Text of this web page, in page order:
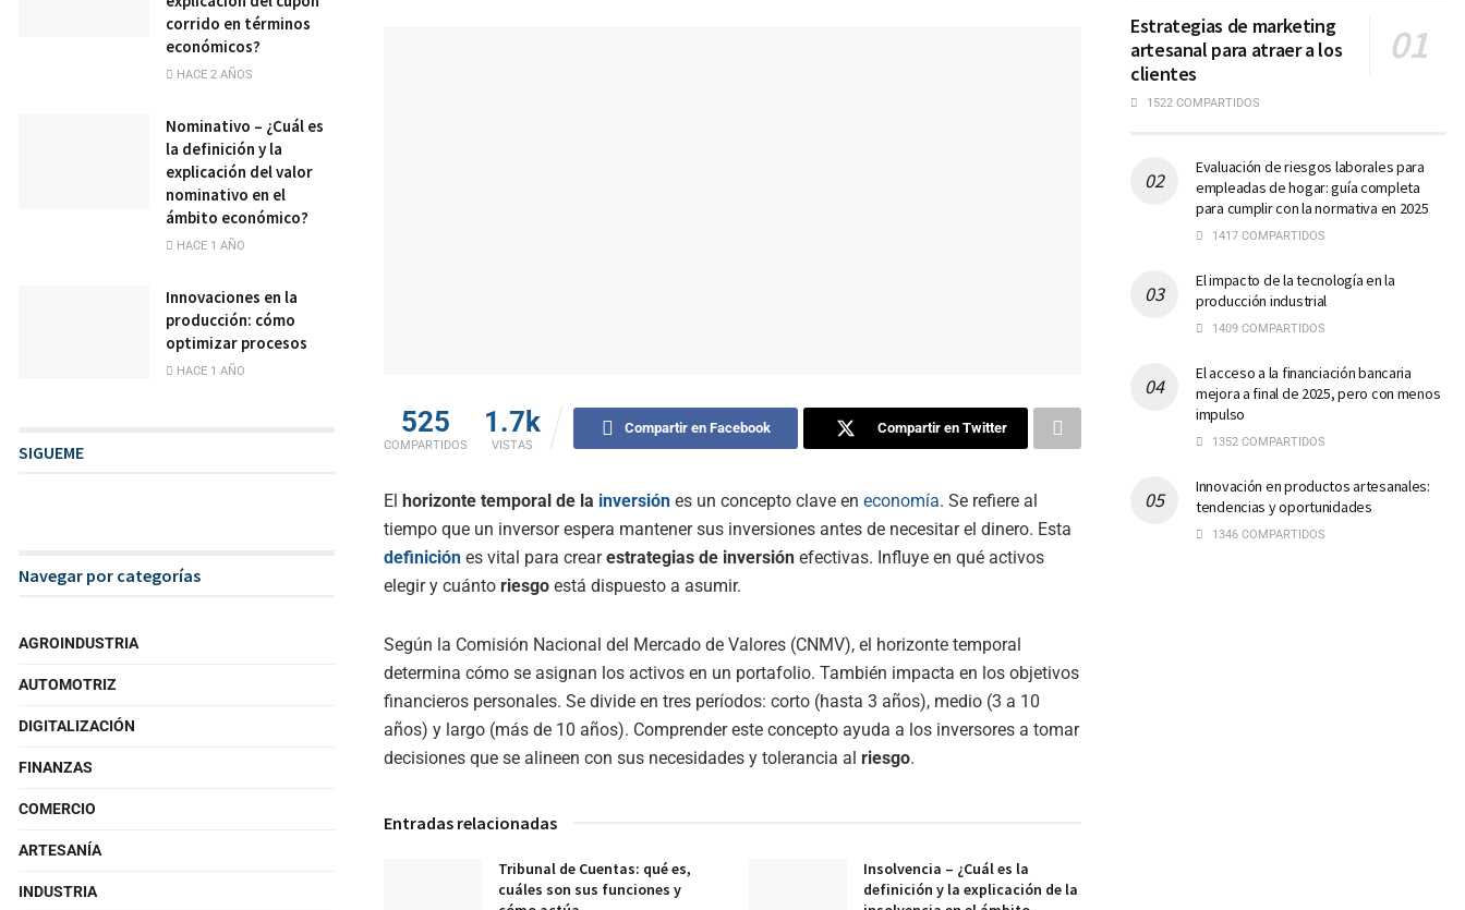
525
COMPARTIDOS
1.7k
VISTAS
Compartir en Facebook Compartir en Twitter
El horizonte temporal de la inversión es un concepto clave en economía. Se refiere al
tiempo que un inversor espera mantener sus inversiones antes de necesitar el dinero. Esta
definición es vital para crearestrategias de inversión efectivas. Influye en qué activos
elegir y cuánto riesgo está dispuesto a asumir.
Según la Comisión Nacional del Mercado de Valores (CNMV), el horizonte temporal
determina cómo se asignan los activos en un portafolio. También impacta en los objetivos
financieros personales. Se divide en tres períodos: corto (hasta 3 años), medio (3 a 10
años) y largo (más de 10 años). Comprender este concepto ayuda a los inversores a tomar
decisiones que se alineen con sus necesidades y tolerancia al riesgo.
Entradas relacionadas
Tribunal de Cuentas: qué es,
cuáles son sus funciones y
Insolvencia – ¿Cuál es la
definición y la explicación de la
corrido en términos
económicos?
HACE 2 AÑOS
Nominativo – ¿Cuál es
la definición y la
explicación del valor
nominativo en el
ámbito económico?
HACE 1 AÑO
Innovaciones en la
producción: cómo
optimizar procesos
HACE 1 AÑO
SIGUEME
Navegar por categorías
AGROINDUSTRIA
AUTOMOTRIZ
DIGITALIZACIÓN
FINANZAS
COMERCIO
ARTESANÍA
INDUSTRIA
Estrategias de marketing
artesanal para atraer a los
clientes
1522 COMPARTIDOS
Evaluación de riesgos laborales para
empleadas de hogar: guía completa
para cumplir con la normativa en 2025
1417 COMPARTIDOS
El impacto de la tecnología en la
producción industrial
1409 COMPARTIDOS
El acceso a la financiación bancaria
mejora a final de 2025, pero con menos
impulso
1352 COMPARTIDOS
Innovación en productos artesanales:
tendencias y oportunidades
1346 COMPARTIDOS